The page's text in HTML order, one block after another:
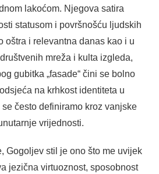
lakoćom. Njegova satira
statusom i površnošću ljudskih
oštra i relevantna danas kao i u
mreža i kulta izgleda,
gubitka „fasade“ čini se bolno
na krhkost identiteta u
često definiramo kroz vanjske
vrijednosti.
Gogoljev stil je ono što me uvijek
jezična virtuoznost, sposobnost